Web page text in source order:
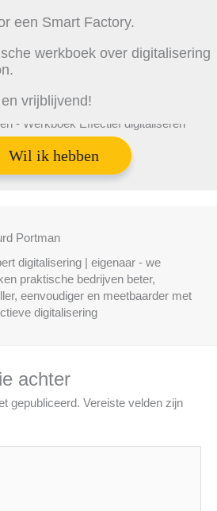
een Smart Factory.
werkboek over digitalisering
vrijblijvend!
Wil ik hebben
Portman
digitalisering | eigenaar - we
praktische bedrijven beter,
eenvoudiger en meetbaarder met
digitalisering
achter
gepubliceerd. Vereiste velden zijn